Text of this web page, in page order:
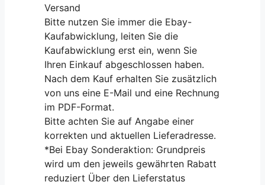
Versand
Bitte nutzen Sie immer die Ebay-
Kaufabwicklung, leiten Sie die
Kaufabwicklung erst ein, wenn Sie
Ihren Einkauf abgeschlossen haben.
Nach dem Kauf erhalten Sie zusätzlich
von uns eine E-Mail und eine Rechnung
im PDF-Format.
Bitte achten Sie auf Angabe einer
korrekten und aktuellen Lieferadresse.
*Bei Ebay Sonderaktion: Grundpreis
wird um den jeweils gewährten Rabatt
reduziert Über den Lieferstatus